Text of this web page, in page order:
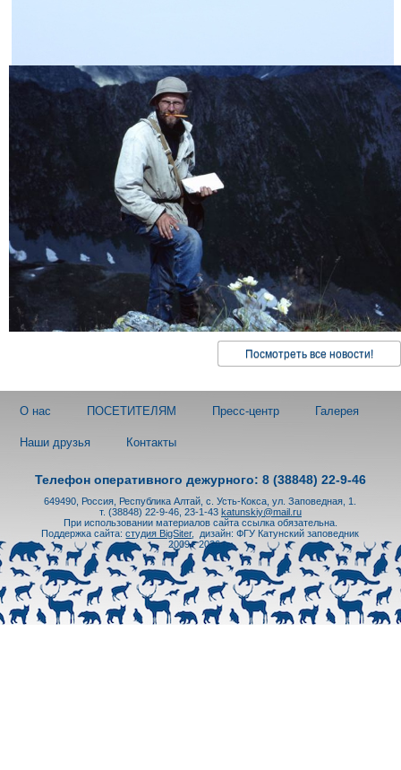
Посмотреть все новости!
О нас ПОСЕТИТЕЛЯМ Пресс-центр Галерея
Наши друзья Контакты
Телефон оперативного дежурного: 8 (38848) 22-9-46
649490, Россия, Республика Алтай, с. Усть-Кокса, ул. Заповедная, 1.
т. (38848) 22-9-46, 23-1-43 katunskiy@mail.ru
При использовании материалов сайта ссылка обязательна.
Поддержка сайта:студия BigSiter,
дизайн: ФГУ Катунский заповедник
2009 - 2026 гг.